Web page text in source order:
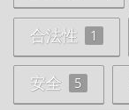
合法性 1
安全 5